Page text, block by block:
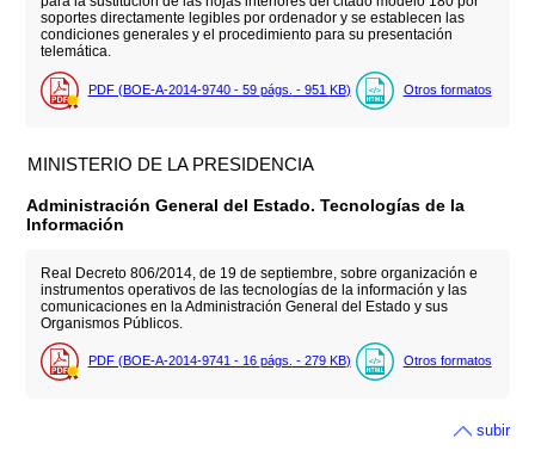
soportes directamente legibles por ordenador y se establecen las
condiciones generales y el procedimiento para su presentación
telemática.
PDF (BOE-A-2014-9740 - 59 págs. - 951 KB) Otros formatos
MINISTERIO DE LA PRESIDENCIA
Administración General del Estado. Tecnologías de la
Información
Real Decreto 806/2014, de 19 de septiembre, sobre organización e
instrumentos operativos de las tecnologías de la información y las
comunicaciones en la Administración General del Estado y sus
Organismos Públicos.
PDF (BOE-A-2014-9741 - 16 págs. - 279 KB) Otros formatos
subir